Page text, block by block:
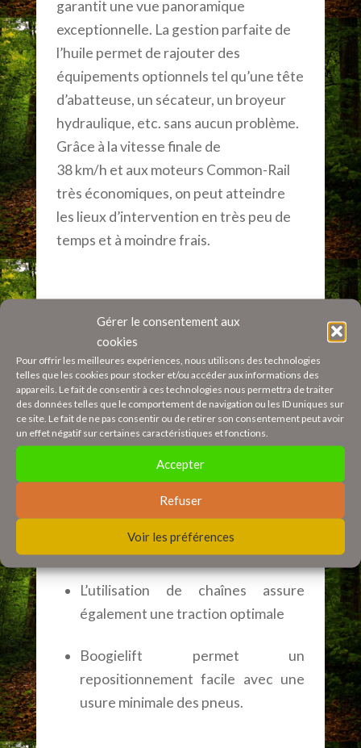
Gérer le consentement aux
cookies
Pour offrir les meilleures expériences, nous utilisons des technologies
telles que les cookies pour stocker et/ou accéder aux informations des
appareils. Le fait de consentir à ces technologies nous permettra de traiter
des données telles que le comportement de navigation ou les ID uniques sur
ce site. Le fait de ne pas consentir ou de retirer son consentement peut avoir
un effet négatif sur certaines caractéristiques et fonctions.
Accepter
Refuser
Voir les préférences
garantit une vue panoramique
exceptionnelle. La gestion parfaite de
l’huile permet de rajouter des
équipements optionnels tel qu’une tête
d’abatteuse, un sécateur, un broyeur
hydraulique, etc. sans aucun problème.
Grâce à la vitesse finale de
38 km/h et aux moteurs Common-Rail
très économiques, on peut atteindre
les lieux d’intervention en très peu de
temps et à moindre frais.
Utilisation en douceur grâce à la
répartition du poids sur l’essieu du
boogie
Possibilités d’application
universelles grâce à l’utilisation de
courroies pour une répartition
optimale de la pression au sol
L’utilisation de chaînes assure
également une traction optimale
Boogielift permet un
repositionnement facile avec une
usure minimale des pneus.